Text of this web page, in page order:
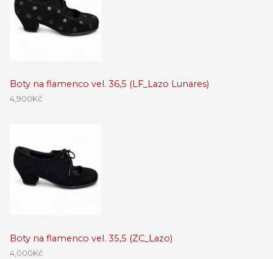
Boty na flamenco vel. 36,5 (LF_Lazo Lunares)
4,900Kč
Boty na flamenco vel. 35,5 (ZC_Lazo)
4,000Kč